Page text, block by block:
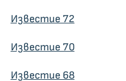
Известие 72
Известие 70
Известие 68